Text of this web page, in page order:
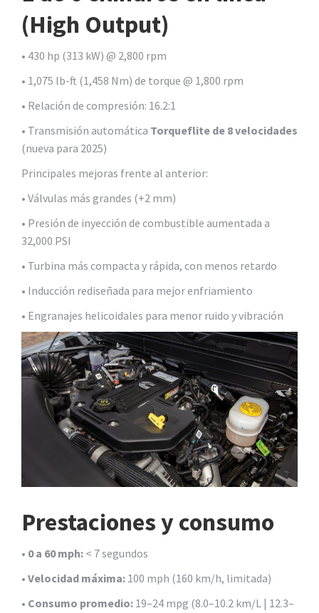
(High Output)
• 430 hp (313 kW) @ 2,800 rpm
• 1,075 lb-ft (1,458 Nm) de torque @ 1,800 rpm
• Relación de compresión: 16.2:1
• Transmisión automática Torqueflite de 8 velocidades
(nueva para 2025)
Principales mejoras frente al anterior:
• Válvulas más grandes (+2 mm)
• Presión de inyección de combustible aumentada a
32,000 PSI
• Turbina más compacta y rápida, con menos retardo
• Inducción rediseñada para mejor enfriamiento
• Engranajes helicoidales para menor ruido y vibración
Prestaciones y consumo
• 0 a 60 mph: < 7 segundos
• Velocidad máxima: 100 mph (160 km/h, limitada)
• Consumo promedio: 19–24 mpg (8.0–10.2 km/L | 12.3–